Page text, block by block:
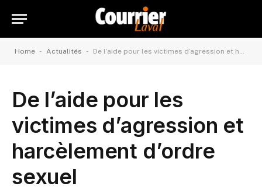
Home - Actualités - De l’aide pour les victimes d’agression et harcèlement d’ordre sexuel
De l’aide pour les
victimes d’agression et
harcèlement d’ordre
sexuel